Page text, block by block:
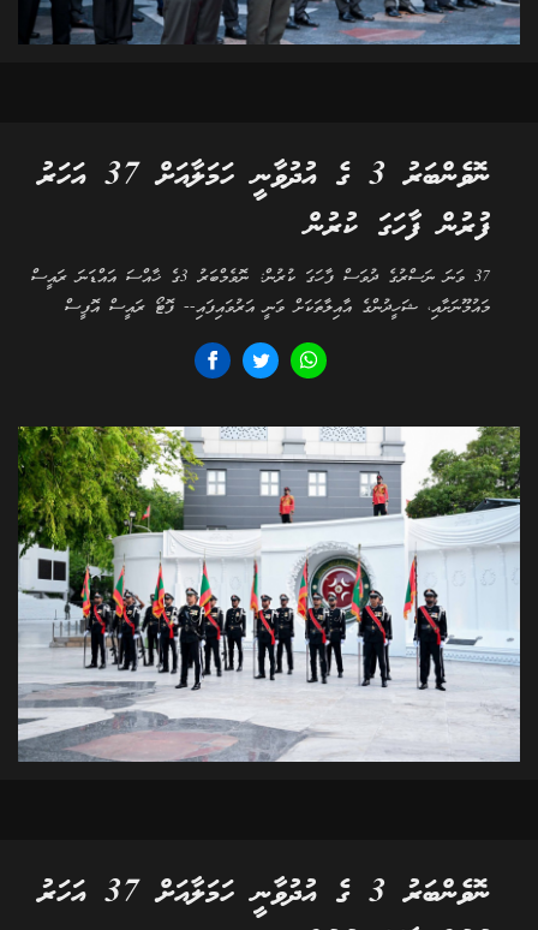
ނޮވެންބަރު 3 ގެ އުދުވާނީ ހަމަލާއަށް 37 އަހަރު
ފުރުން ފާހަގަ ކުރުން
37 ވަނަ ނަސްރުގެ ދުވަސް ފާހަގަ ކުރުން: ނޮވެމްބަރު 3ގެ ޚާއްސަ އައްޑަނަ ރައީސް
މައުމޫނަށާއި، ޝަހީދުންގެ އާއިލާތަކަށް ވަނީ އަރުވައިފައި-- ފޮޓޯ ރައީސް އޮފީސް
ނޮވެންބަރު 3 ގެ އުދުވާނީ ހަމަލާއަށް 37 އަހަރު